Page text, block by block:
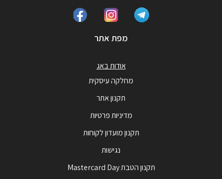
מפת אתר
אודות באג
מחלקה עיסקית
תקנון אתר
מדיניות פרטיות
תקנון מועדון לקוחות
נגישות
תקנון הטבת Mastercard Day